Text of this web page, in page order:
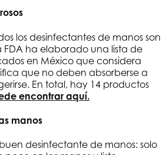
los desinfectantes de manos son
FDA ha elaborado una lista de
en México que considera
que no deben absorberse a
En total, hay 14 productos
encontrar aquí.
manos
desinfectante de manos: solo